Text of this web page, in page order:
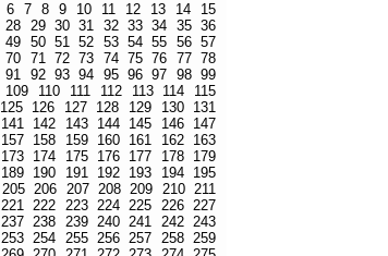
6 7 8 9 10 11 12 13 14
15
28 29 30 31 32 33 34 35 36
49 50 51 52 53 54 55 56 57
70 71 72 73 74 75 76 77 78
91 92 93 94 95 96 97 98 99
109 110 111 112 113 114
115
125 126 127 128 129 130
131
141 142 143 144 145 146
147
157 158 159 160 161 162
163
173 174 175 176 177 178
179
189 190 191 192 193 194
195
205 206 207 208 209 210 211
221 222 223 224 225 226 227
237 238 239 240 241 242 243
253 254 255 256 257 258 259